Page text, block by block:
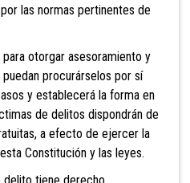
las normas pertinentes de
otorgar asesoramiento y
procurárselos por sí
y establecerá la forma en
de delitos dispondrán de
a efecto de ejercer la
Constitución y las leyes.